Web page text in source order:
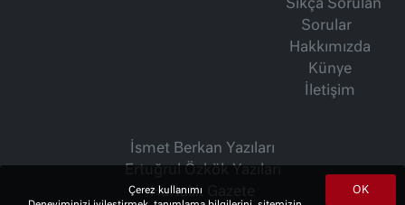
Sıkça Sorulan
Sorular
Hakkımızda
Künye
İletişim
İsmet Berkan Yazıları
Haftalık Gazete
OK
Çerez kullanımı